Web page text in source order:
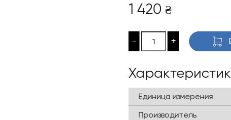
1 420 ₴
- +
Единица измерения
Производитель